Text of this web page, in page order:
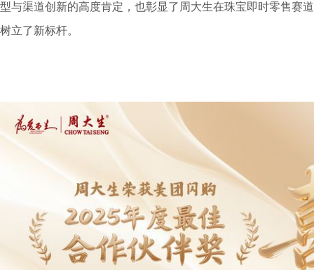
型与渠道创新的高度肯定，也彰显了周大生在珠宝即时零售赛
树立了新标杆。